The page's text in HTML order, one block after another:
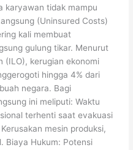
karyawan tidak mampu
(Uninsured Costs)
kali membuat
gulung tikar. Menurut
(ILO), kerugian ekonomi
hingga 4% dari
negara. Bagi
ini meliputi: Waktu
terhenti saat evakuasi
mesin produksi,
Biaya Hukum: Potensi